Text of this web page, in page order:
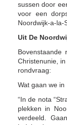
sussen door
voor een
Noordwijk-a-la-
Uit De
Bovenstaande
Christenunie,
rondvraag:
Wat gaan we
“In de nota
plekken in
verdeeld.